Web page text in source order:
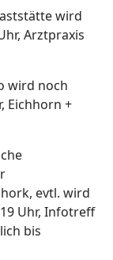
wird
Arztpraxis
wird noch
Eichhorn +
evtl. wird
Uhr, Infotreff
bis